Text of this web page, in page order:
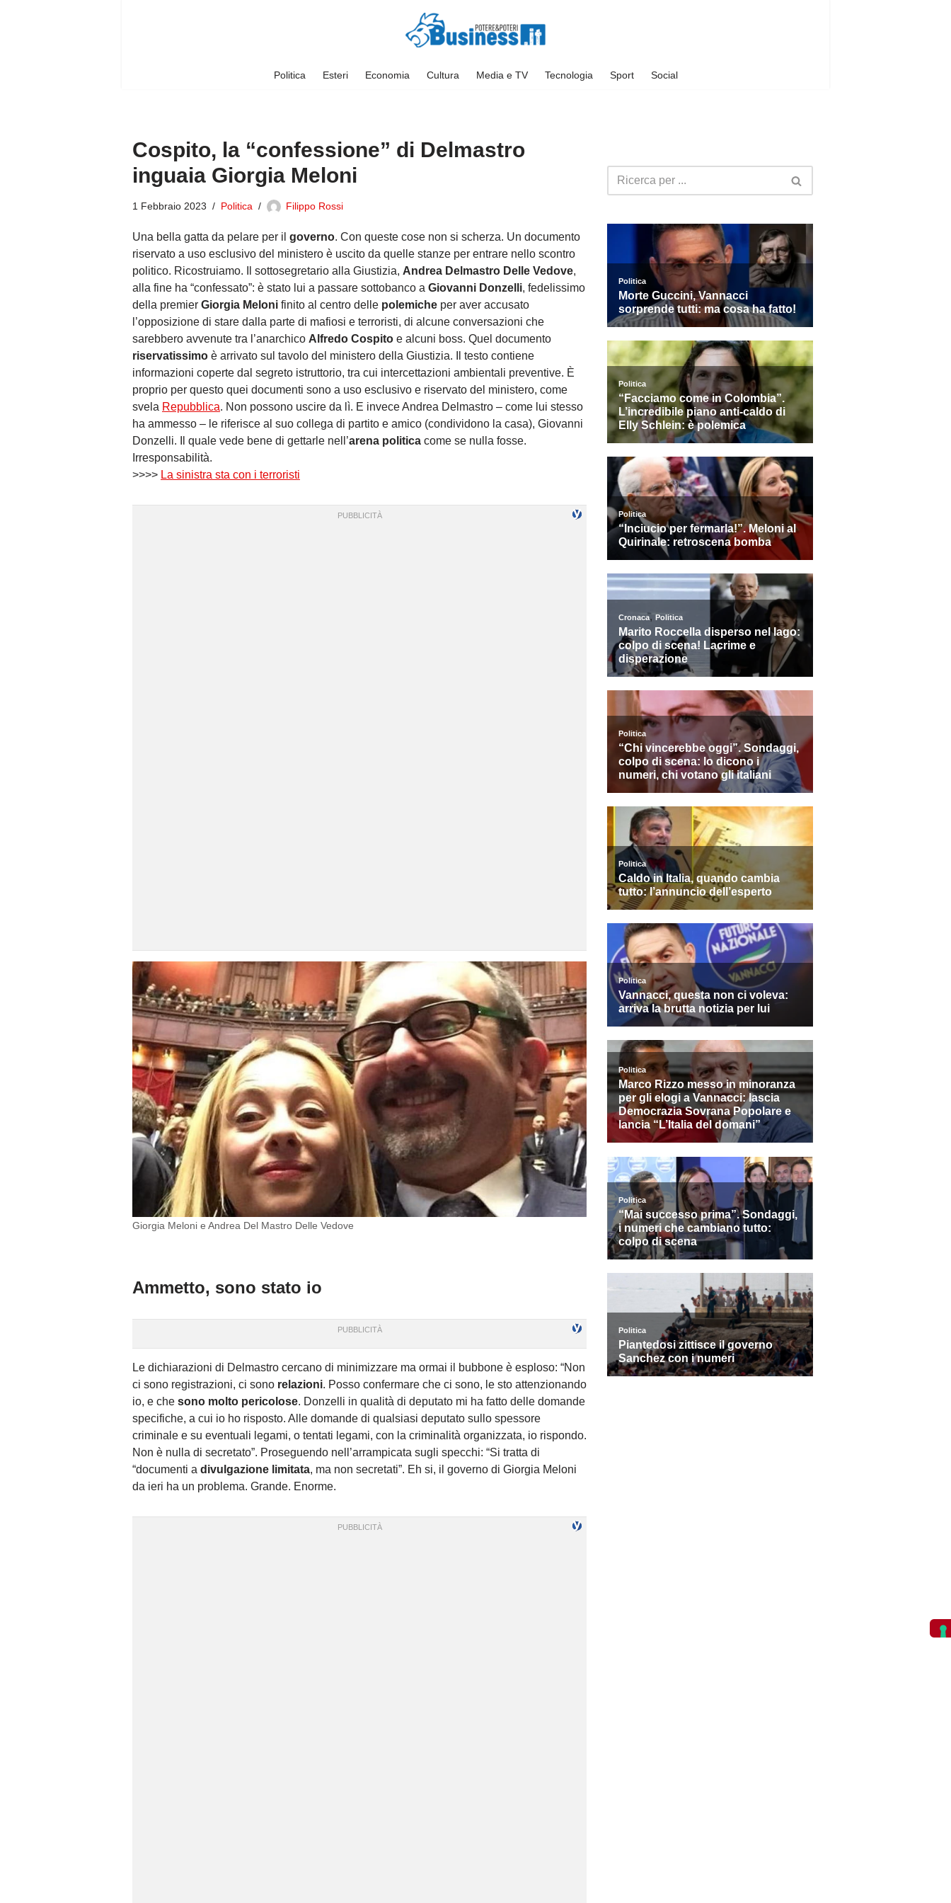
Politica Esteri Economia Cultura Media e TV Tecnologia Sport Social
Cospito, la “confessione” di Delmastro
inguaia Giorgia Meloni
1 Febbraio 2023 Politica Filippo Rossi
Una bella gatta da pelare per il governo. Con queste cose non si scherza. Un documento
riservato a uso esclusivo del ministero è uscito da quelle stanze per entrare nello scontro
politico. Ricostruiamo. Il sottosegretario alla Giustizia, Andrea Delmastro Delle Vedove,
alla fine ha “confessato”: è stato lui a passare sottobanco a Giovanni Donzelli, fedelissimo
della premier Giorgia Meloni finito al centro delle polemiche per aver accusato
l’opposizione di stare dalla parte di mafiosi e terroristi, di alcune conversazioni che
sarebbero avvenute tra l’anarchico Alfredo Cospito e alcuni boss. Quel documento
riservatissimo è arrivato sul tavolo del ministero della Giustizia. Il testo contiene
informazioni coperte dal segreto istruttorio, tra cui intercettazioni ambientali preventive. È
proprio per questo quei documenti sono a uso esclusivo e riservato del ministero, come
svela Repubblica. Non possono uscire da lì. E invece Andrea Delmastro – come lui stesso
ha ammesso – le riferisce al suo collega di partito e amico (condividono la casa), Giovanni
Donzelli. Il quale vede bene di gettarle nell’arena politica come se nulla fosse.
Irresponsabilità.
>>>> La sinistra sta con i terroristi
Giorgia Meloni e Andrea Del Mastro Delle Vedove
Ammetto, sono stato io
Le dichiarazioni di Delmastro cercano di minimizzare ma ormai il bubbone è esploso: “Non
ci sono registrazioni, ci sono relazioni. Posso confermare che ci sono, le sto attenzionando
io, e che sono molto pericolose. Donzelli in qualità di deputato mi ha fatto delle domande
specifiche, a cui io ho risposto. Alle domande di qualsiasi deputato sullo spessore
criminale e su eventuali legami, o tentati legami, con la criminalità organizzata, io rispondo.
Non è nulla di secretato”. Proseguendo nell’arrampicata sugli specchi: “Si tratta di
“documenti a divulgazione limitata, ma non secretati”. Eh si, il governo di Giorgia Meloni
da ieri ha un problema. Grande. Enorme.